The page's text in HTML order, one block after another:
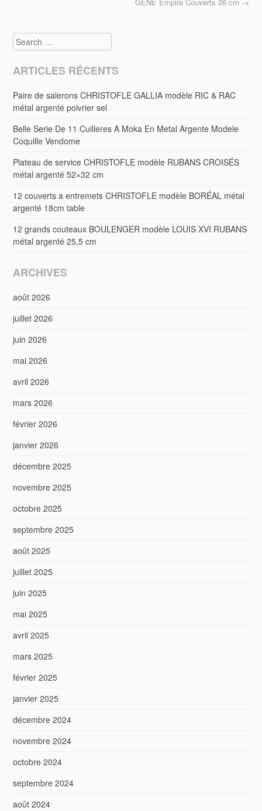
Search
ARTICLES RÉCENTS
Paire de salerons CHRISTOFLE GALLIA modèle RIC & RAC
métal argenté poivrier sel
Belle Serie De 11 Cuilleres A Moka En Metal Argente Modele
Coquille Vendome
Plateau de service CHRISTOFLE modèle RUBANS CROISÉS
métal argenté 52×32 cm
12 couverts a entremets CHRISTOFLE modèle BORÉAL métal
argenté 18cm table
12 grands couteaux BOULENGER modèle LOUIS XVI RUBANS
métal argenté 25,5 cm
ARCHIVES
août 2026
juillet 2026
juin 2026
mai 2026
avril 2026
mars 2026
février 2026
janvier 2026
décembre 2025
novembre 2025
octobre 2025
septembre 2025
août 2025
juillet 2025
juin 2025
mai 2025
avril 2025
mars 2025
février 2025
janvier 2025
décembre 2024
novembre 2024
octobre 2024
septembre 2024
août 2024